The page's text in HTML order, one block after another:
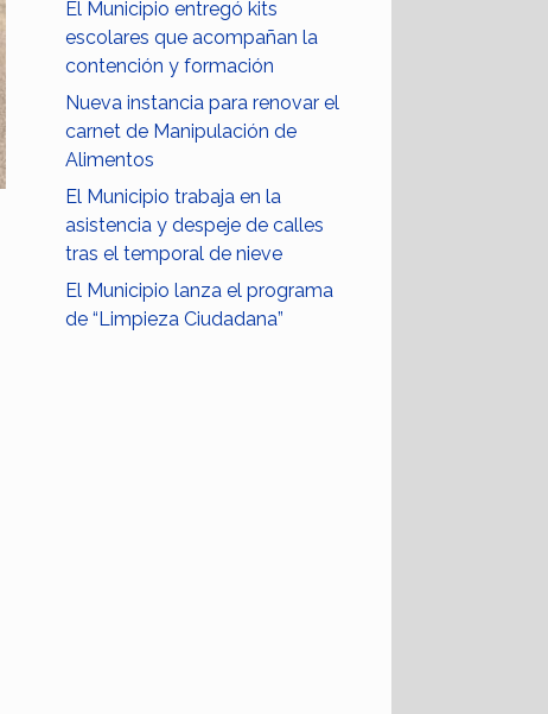
El Municipio entregó kits
escolares que acompañan la
contención y formación
Nueva instancia para renovar el
carnet de Manipulación de
Alimentos
El Municipio trabaja en la
asistencia y despeje de calles
tras el temporal de nieve
El Municipio lanza el programa
de “Limpieza Ciudadana”